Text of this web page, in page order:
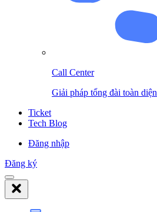
Call Center
Giải pháp tổng đài toàn diện
Ticket
Tech Blog
Đăng nhập
Đăng ký